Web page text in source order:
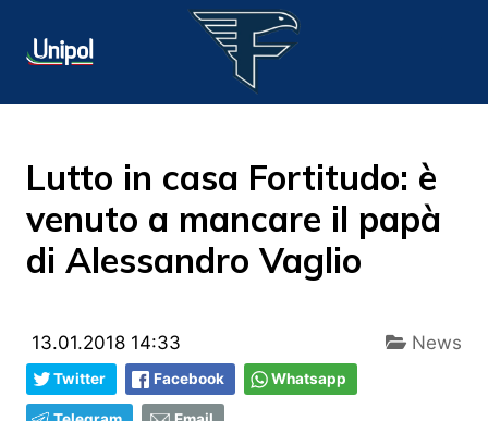
Lutto in casa Fortitudo: è
venuto a mancare il papà
di Alessandro Vaglio
13.01.2018 14:33 News
Twitter Facebook Whatsapp